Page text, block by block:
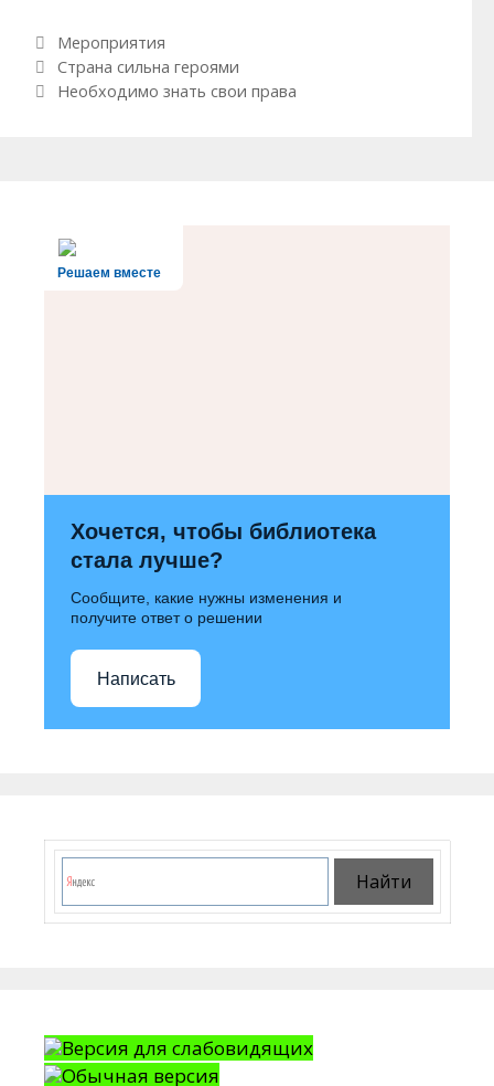
Рубрики
Мероприятия
Навигация по записям
Страна сильна героями
Необходимо знать свои права
Решаем вместе
Хочется, чтобы библиотека
стала лучше?
Сообщите, какие нужны изменения и
получите ответ о решении
Написать
Версия для слабовидящих
Обычная версия